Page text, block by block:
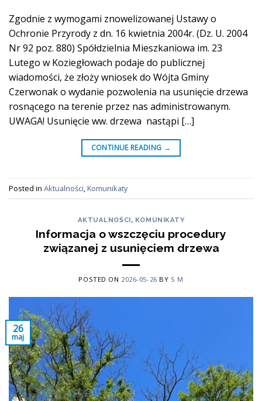
Zgodnie z wymogami znowelizowanej Ustawy o
Ochronie Przyrody z dn. 16 kwietnia 2004r. (Dz. U. 2004
Nr 92 poz. 880) Spółdzielnia Mieszkaniowa im. 23
Lutego w Koziegłowach podaje do publicznej
wiadomości, że złoży wniosek do Wójta Gminy
Czerwonak o wydanie pozwolenia na usunięcie drzewa
rosnącego na terenie przez nas administrowanym.
UWAGA! Usunięcie ww. drzewa nastąpi […]
CONTINUE READING →
Posted in Aktualności Komunikaty
AKTUALNOŚCI, KOMUNIKATY
Informacja o wszczęciu procedury
związanej z usunięciem drzewa
POSTED ON 2026-05-26 BY S M
26
maj